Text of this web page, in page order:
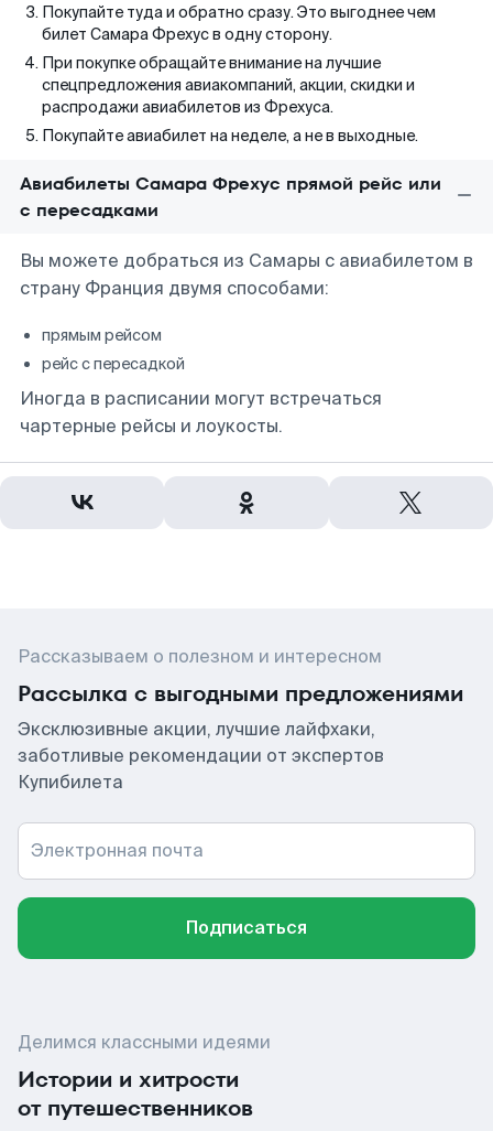
Покупайте туда и обратно сразу. Это выгоднее чем
билет Самара Фрехус в одну сторону.
При покупке обращайте внимание на лучшие
спецпредложения авиакомпаний, акции, скидки и
распродажи авиабилетов из Фрехуса.
Покупайте авиабилет на неделе, а не в выходные.
Авиабилеты Самара Фрехус прямой рейс или
с пересадками
Вы можете добраться из Самары с авиабилетом в
страну Франция двумя способами:
прямым рейсом
рейс с пересадкой
Иногда в расписании могут встречаться
чартерные рейсы и лоукосты.
Рассказываем о полезном и интересном
Рассылка с выгодными предложениями
Эксклюзивные акции, лучшие лайфхаки,
заботливые рекомендации от экспертов
Купибилета
Электронная почта
Подписаться
Делимся классными идеями
Истории и хитрости
от путешественников